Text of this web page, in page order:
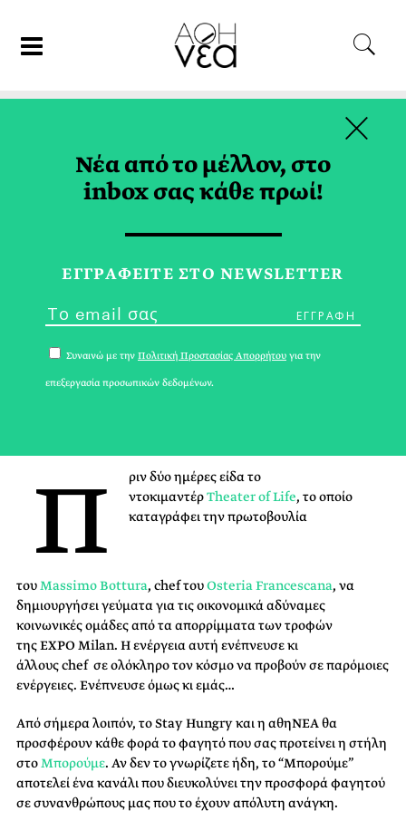
ΓΑΣΤΡΟΝΟΜΙΑ
Sharing is Caring
Π
ριν δύο ημέρες είδα το
ντοκιμαντέρTheater of Life, το οποίο
καταγράφει την πρωτοβουλία
τουMassimo Bottura, chef τουOsteriaFrancescana, να
δημιουργήσει γεύματα για τις οικονομικά αδύναμες
κοινωνικές ομάδες από τα απορρίμματα των τροφών
της EXPO Milan. Η ενέργεια αυτή ενέπνευσε κι
άλλους chef σε ολόκληρο τον κόσμο να προβούν σε παρόμοιες
ενέργειες. Ενέπνευσε όμως κι εμάς…
Από σήμερα λοιπόν, το Stay Hungry και η αθηΝΕΑ θα
προσφέρουν κάθε φορά το φαγητό που σας προτείνει η στήλη
στοΜπορούμε. Αν δεν το γνωρίζετε ήδη, το “Μπορούμε”
αποτελεί ένα κανάλι που διευκολύνει την προσφορά φαγητού
σε συνανθρώπους μας που το έχουν απόλυτη ανάγκη.
Νέα από το μέλλον, στο
inbox σας κάθε πρωί!
ΕΓΓPΑΦΕΙΤΕ ΣΤΟ NEWSLETTER
Συναινώ με την Πολιτική Προστασίας Απορρήτου για την
επεξεργασία προσωπικών δεδομένων.
×